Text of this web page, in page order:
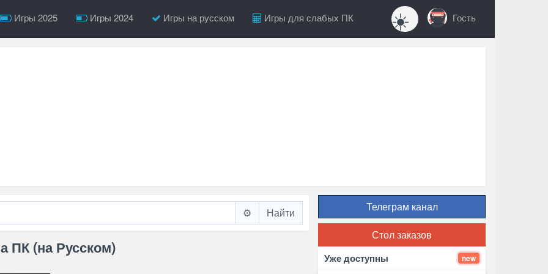
Игры 2025 Игры 2024 Игры на русском Игры для слабых ПК ☀️ Гость
⚙️
ПК (на Русском)
Телеграм канал
Стол заказов
Уже доступны new